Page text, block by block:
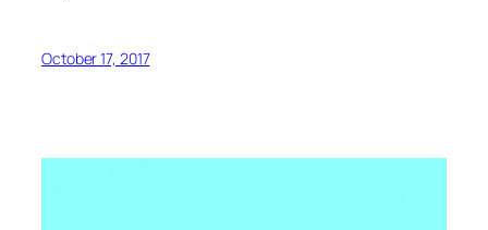
October 17, 2017